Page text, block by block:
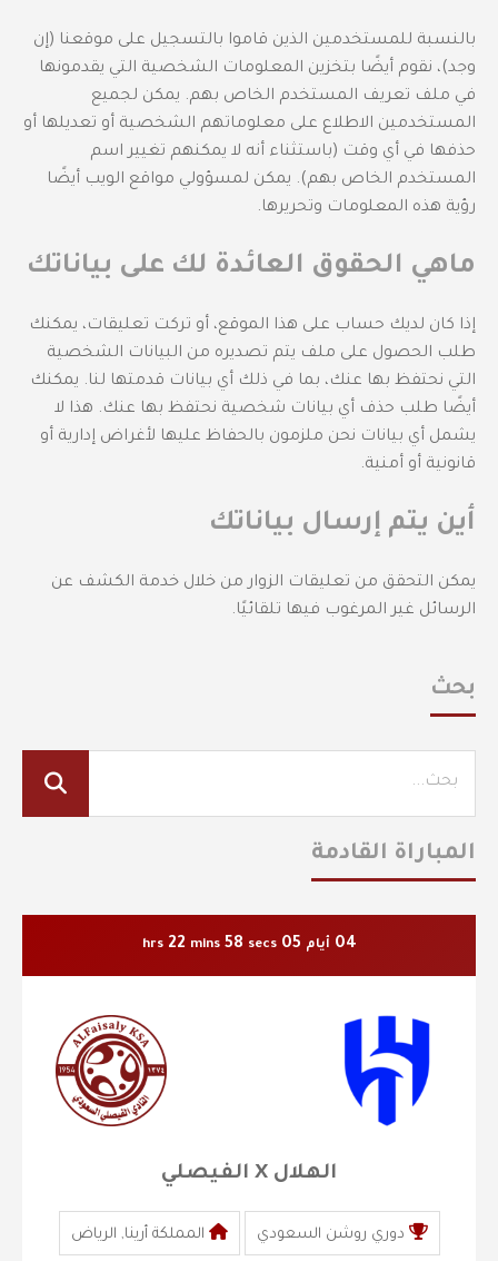
بالنسبة للمستخدمين الذين قاموا بالتسجيل على موقعنا (إن
وجد)، نقوم أيضًا بتخزين المعلومات الشخصية التي يقدمونها
في ملف تعريف المستخدم الخاص بهم. يمكن لجميع
المستخدمين الاطلاع على معلوماتهم الشخصية أو تعديلها أو
حذفها في أي وقت (باستثناء أنه لا يمكنهم تغيير اسم
المستخدم الخاص بهم). يمكن لمسؤولي مواقع الويب أيضًا
رؤية هذه المعلومات وتحريرها.
ماهي الحقوق العائدة لك على بياناتك
إذا كان لديك حساب على هذا الموقع، أو تركت تعليقات، يمكنك
طلب الحصول على ملف يتم تصديره من البيانات الشخصية
التي نحتفظ بها عنك، بما في ذلك أي بيانات قدمتها لنا. يمكنك
أيضًا طلب حذف أي بيانات شخصية نحتفظ بها عنك. هذا لا
يشمل أي بيانات نحن ملزمون بالحفاظ عليها لأغراض إدارية أو
قانونية أو أمنية.
أين يتم إرسال بياناتك
يمكن التحقق من تعليقات الزوار من خلال خدمة الكشف عن
الرسائل غير المرغوب فيها تلقائيًا.
بحث
المباراة القادمة
04 أيام 05
hrs 22 mins 56 secs
الهلال X الفيصلي
دوري روشن السعودي المملكة أرينا, الرياض